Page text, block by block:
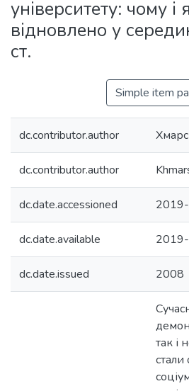
Statistics
університету: чому і
відновлено у
ст.
Simple item
dc.contributor.author
dc.contributor.author
dc.date.accessioned
dc.date.available
dc.date.issued 2008
так і
стали